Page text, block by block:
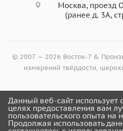
Москва, проезд
(ранее д. 3А,
© 2007 — 2026 Восток-7 &
измерений твёрдости,
Данный веб-сайт
целях предоставления вам
пользовательского опыта на
Продолжая использовать